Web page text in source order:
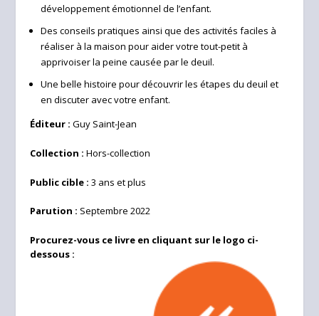
développement émotionnel de l’enfant.
Des conseils pratiques ainsi que des activités faciles à
réaliser à la maison pour aider votre tout-petit à
apprivoiser la peine causée par le deuil.
Une belle histoire pour découvrir les étapes du deuil et
en discuter avec votre enfant.
Éditeur : Guy Saint-Jean
Collection : Hors-collection
Public cible : 3 ans et plus
Parution : Septembre 2022
Procurez-vous ce livre en cliquant sur le logo ci-
dessous :